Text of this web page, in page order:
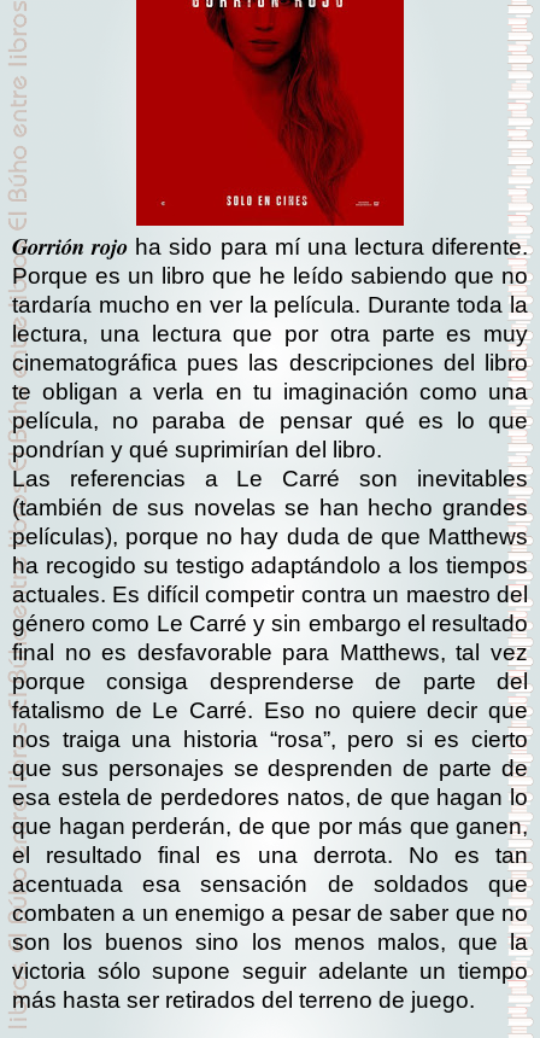
Gorrión rojo ha sido para mí una lectura diferente.
Porque es un libro que he leído sabiendo que no
tardaría mucho en ver la película. Durante toda la
lectura, una lectura que por otra parte es muy
cinematográfica pues las descripciones del libro
te obligan a verla en tu imaginación como una
película, no paraba de pensar qué es lo que
pondrían y qué suprimirían del libro.
Las referencias a Le Carré son inevitables
(también de sus novelas se han hecho grandes
películas), porque no hay duda de que Matthews
ha recogido su testigo adaptándolo a los tiempos
actuales. Es difícil competir contra un maestro del
género como Le Carré y sin embargo el resultado
final no es desfavorable para Matthews, tal vez
porque consiga desprenderse de parte del
fatalismo de Le Carré. Eso no quiere decir que
nos traiga una historia “rosa”, pero si es cierto
que sus personajes se desprenden de parte de
esa estela de perdedores natos, de que hagan lo
que hagan perderán, de que por más que ganen,
el resultado final es una derrota. No es tan
acentuada esa sensación de soldados que
combaten a un enemigo a pesar de saber que no
son los buenos sino los menos malos, que la
victoria sólo supone seguir adelante un tiempo
más hasta ser retirados del terreno de juego.